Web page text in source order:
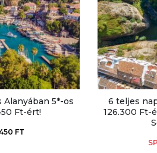
Alanyában 5*-os
Ft-ért!
FT
6 teljes
126.300 Ft-